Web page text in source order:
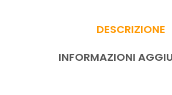
DESCRIZIONE
INFORMAZIONI